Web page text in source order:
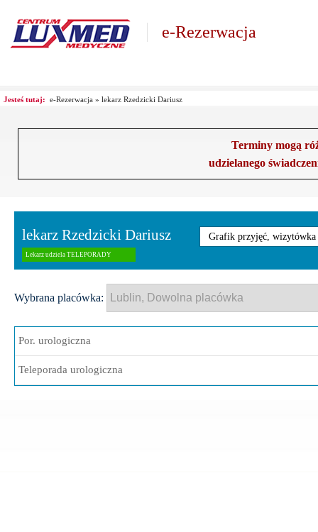
e-Rezerwacja
Jesteś tutaj: e-Rezerwacja » lekarz Rzedzicki Dariusz
Terminy mogą
udzielanego
lekarz Rzedzicki Dariusz Grafik przyjęć, wizytówka
Lekarz udziela TELEPORADY
Wybrana placówka:
Por. urologiczna
Teleporada urologiczna